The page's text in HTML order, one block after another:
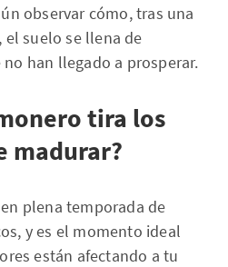
observar cómo, tras una
suelo se llena de
han llegado a prosperar.
tira los
madurar?
plena temporada de
y es el momento ideal
están afectando a tu